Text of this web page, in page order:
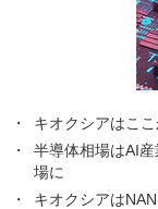
キオクシアはこ
半導体相場はAI
場に
キオクシアは